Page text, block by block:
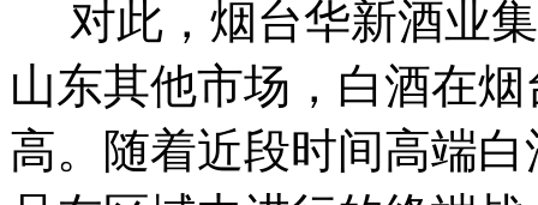
对此，烟台华新酒业集
山东其他市场，白酒在
高。随着近段时间高端